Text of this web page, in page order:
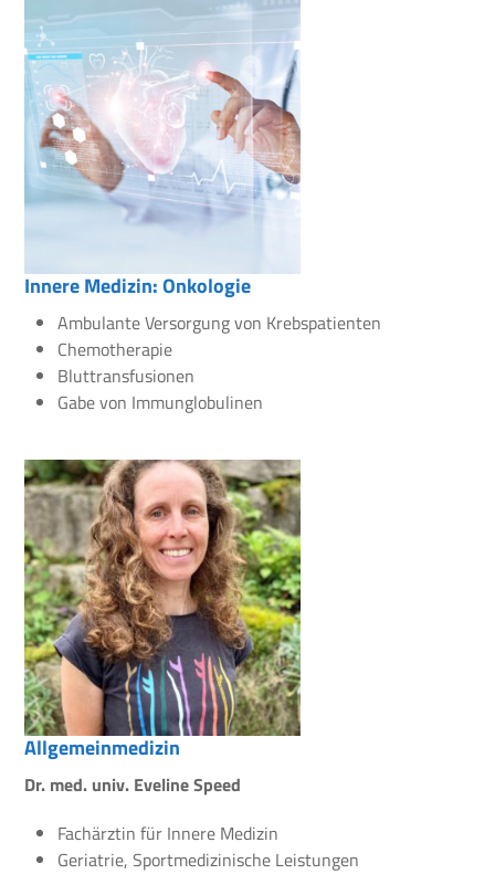
Innere Medizin: Onkologie
Ambulante Versorgung von Krebspatienten
Chemotherapie
Bluttransfusionen
Gabe von Immunglobulinen
Allgemeinmedizin
Dr. med. univ. Eveline Speed
Fachärztin für Innere Medizin
Geriatrie, Sportmedizinische Leistungen